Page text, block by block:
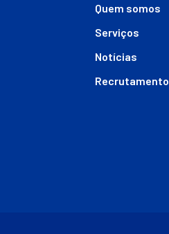
Quem somos
Serviços
Notícias
Recrutamento